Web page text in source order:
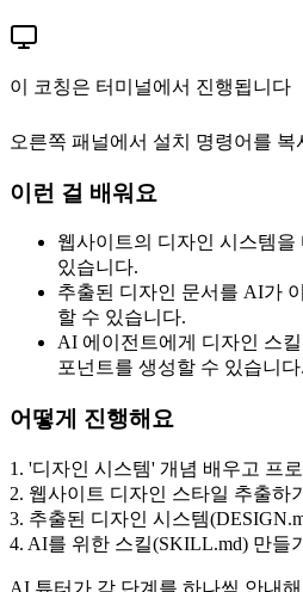
이 코칭은 터미널에서 진행됩니다
오른쪽 패널에서 설치 명령어를 복
이런 걸 배워요
웹사이트의 디자인 시스템
있습니다.
추출된 디자인 문서를 AI가
할 수 있습니다.
AI 에이전트에게 디자인 스
포넌트를 생성할 수 있습니다.
어떻게 진행해요
1 . '디자인 시스템' 개념 배우고 프
2. 웹사이트 디자인 스타일 추출하기
3. 추출된 디자인 시스템
4. AI를 위한 스킬(SKILL.md) 만들기
AI 튜터가 각 단계를 하나씩 안내